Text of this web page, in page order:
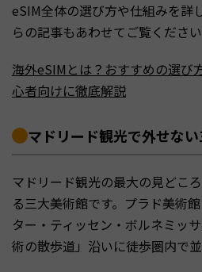
eSIM全体の選び方や仕組みを詳
らの記事もあわせてご覧ください
海外eSIMとは？おすすめの選び
心者向けに徹底解説
マドリード観光で外せな
マドリード観光の最大の見どこ
る三大美術館です。プラド美術
ター・ティッセン・ボルネミッ
術の散歩道」沿いに徒歩圏内で並